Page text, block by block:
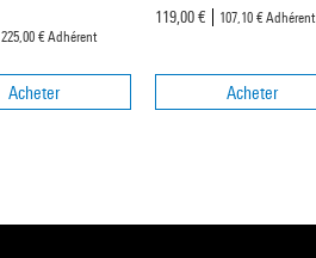
225,00 €Adhérent
Acheter
119,00 €
107,10 €Adhérent
Acheter